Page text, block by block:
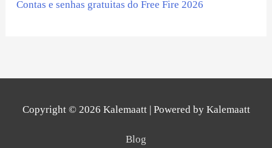
Contas e senhas gratuitas do Free Fire 2026
Copyright © 2026 Kalemaatt| Powered by Kalemaatt
Blog